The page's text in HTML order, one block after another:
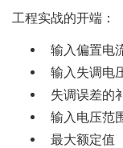
工程实战的开端：
输入偏置电
输入失调电
失调误差的
输入电压范
最大额定值